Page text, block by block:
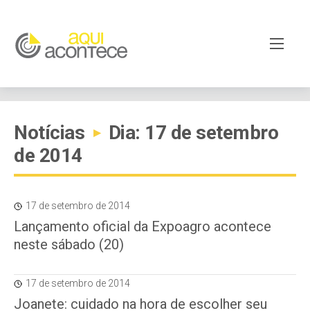
Notícias ▸
Dia: 17 de setembro
de 2014
17 de setembro de 2014
Lançamento oficial da Expoagro acontece
neste sábado (20)
17 de setembro de 2014
Joanete: cuidado na hora de escolher seu